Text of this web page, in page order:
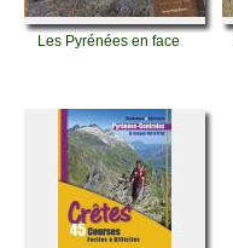
Les Pyrénées en face